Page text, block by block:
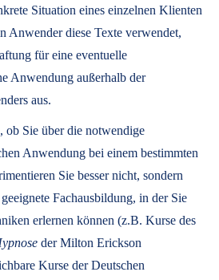
Situation eines einzelnen Klienten
Anwender diese Texte verwendet,
für eine eventuelle
Anwendung außerhalb der
aus.
ob Sie über die notwendige
Anwendung bei einem bestimmten
Sie besser nicht, sondern
Fachausbildung, in der Sie
erlernen können (z.B. Kurse des
der Milton Erickson
Kurse der Deutschen